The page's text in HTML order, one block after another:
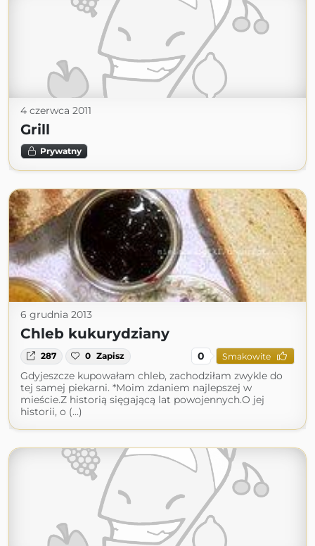
4 czerwca 2011
Grill
Prywatny
6 grudnia 2013
Chleb kukurydziany
287 0 Zapisz 0 Smakowite
Gdyjeszcze kupowałam chleb, zachodziłam zwykle do
tej samej piekarni. *Moim zdaniem najlepszej w
mieście.Z historią sięgającą lat powojennych.O jej
historii, o (...)